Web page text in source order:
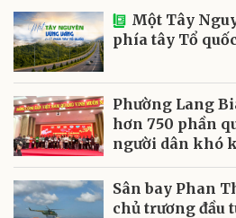
Một Tây
phía tây Tổ quốc
Phường Lang
hơn 750 phần
người dân khó
Sân bay Phan
chủ trương đầu